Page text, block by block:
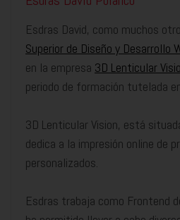
Esdras David, como muchos
Superior de Diseño y Desarrollo
en la empresa 3D Lenticular
periodo de formación tutelada
3D Lenticular Vision, está
dedica a la impresión online de
personalizados.
Esdras trabaja como Frontend